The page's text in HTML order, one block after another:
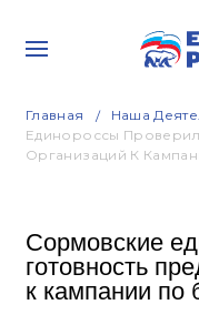
Главная Наша
Единороссы
Организаций К
Сормовские
готовность
к кампании по